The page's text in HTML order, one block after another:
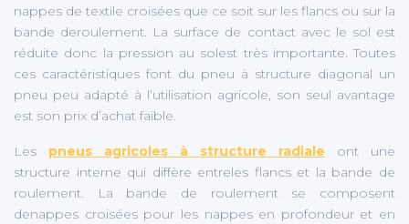
nappes de textile croisées que ce soit sur les flancs ou sur la
bande deroulement. La surface de contact avec le sol est
réduite donc la pression au solest très importante. Toutes
ces caractéristiques font du pneu à structure diagonal un
pneu peu adapté à l’utilisation agricole, son seul avantage
est son prix d’achat faible.
Les pneus agricoles à structure radiale ont une
structure interne qui diffère entreles flancs et la bande de
roulement. La bande de roulement se composent
denappes croisées pour les nappes en profondeur et en